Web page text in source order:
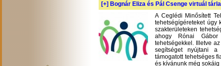
[+] Bognár Eliza és Pál Csenge virtuál
A Ceglédi Minősített
tehetségígéreteket úgy
szakterületeken
ahogy Rónai Gábor
tehetségekkel. Illetve
segítséget nyújtani a
támogatott tehetséges
és kívánunk még